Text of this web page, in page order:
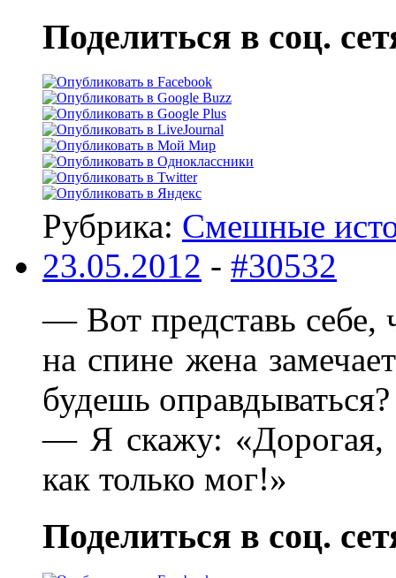
Поделиться в соц.
Рубрика: Смешные
23.05.2012 - #30532
— Вот представь себе,
на спине жена
будешь оправдываться?
— Я скажу: «Дорогая,
как только мог!»
Поделиться в соц.